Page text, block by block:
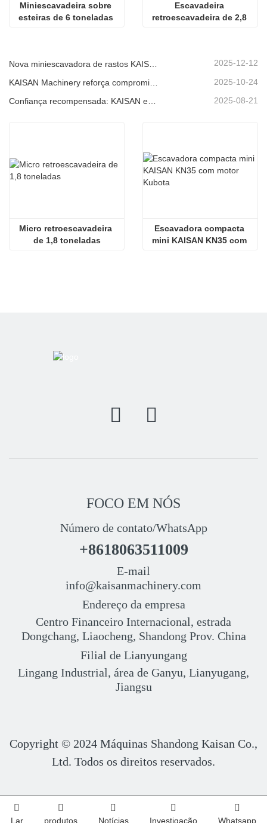
Miniescavadeira sobre
esteiras de 6 toneladas
Escavadeira
retroescavadeira de 2,8
2025-12-12
2025-10-24
Confiança recompensada: KAISAN envia nova encomenda de 20 unidades de escavadoras a parceiro português de longa data 2025-08-21
Micro retroescavadeira
de 1,8 toneladas
Escavadora compacta
mini KAISAN KN35 com
FOCO EM NÓS
Número de contato/WhatsApp
+8618063511009
E-mail
info@kaisanmachinery.com
Endereço da empresa
Centro Financeiro Internacional, estrada
Dongchang, Liaocheng, Shandong Prov. China
Filial de Lianyungang
Lingang Industrial, área de Ganyu, Lianyugang,
Jiangsu
Copyright © 2024 Máquinas Shandong Kaisan Co.,
Ltd. Todos os direitos reservados.
Lar produtos Notícias Investigação Whatsapp